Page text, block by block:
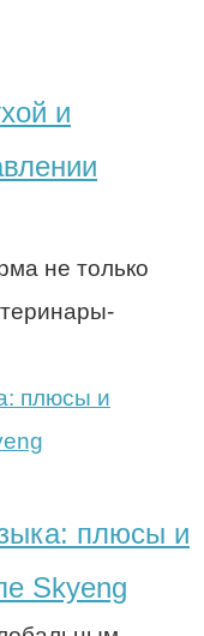
и
не только
плюсы и
Skyeng